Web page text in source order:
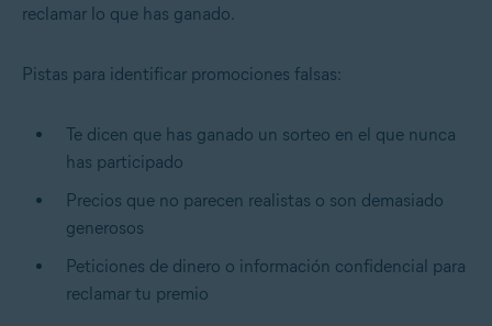
reclamar lo que has ganado.
Pistas para identificar promociones falsas:
Te dicen que has ganado un sorteo en el que nunca
has participado
Precios que no parecen realistas o son demasiado
generosos
Peticiones de dinero o información confidencial para
reclamar tu premio